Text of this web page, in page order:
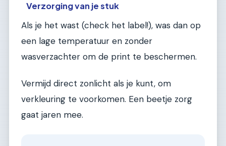
Verzorging van je stuk
Als je het wast (check het label!), was dan op
een lage temperatuur en zonder
wasverzachter om de print te beschermen.
Vermijd direct zonlicht als je kunt, om
verkleuring te voorkomen. Een beetje zorg
gaat jaren mee.